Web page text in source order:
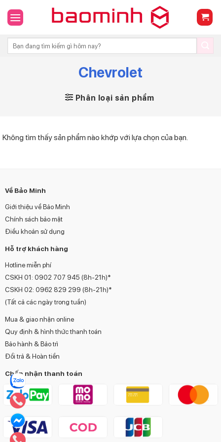
Tìm
kiếm:
Chevrolet
Phân loại sản phẩm
Không tìm thấy sản phẩm nào khớp với lựa chọn của bạn.
Về Bảo Minh
Giới thiệu về Bảo Minh
Chính sách bảo mật
Điều khoản sử dụng
Hỗ trợ khách hàng
Hotline miễn phí
CSKH 01: 0902 707 945 (8h-21h)*
CSKH 02: 0962 829 299 (8h-21h)*
(Tất cả các ngày trong tuần)
Mua & giao nhận online
Quy định & hình thức thanh toán
Bảo hành & Bảo trì
Đổi trả & Hoàn tiền
Chấp nhận thanh toán